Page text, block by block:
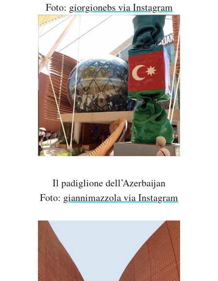
Foto: giorgionebs via Instagram
Il padiglione dell’Azerbaijan
Foto: giannimazzola via Instagram